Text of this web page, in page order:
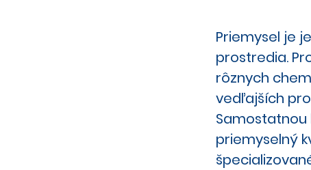
Priemysel je
prostredia.
rôznych
vedľajších
priemyselný